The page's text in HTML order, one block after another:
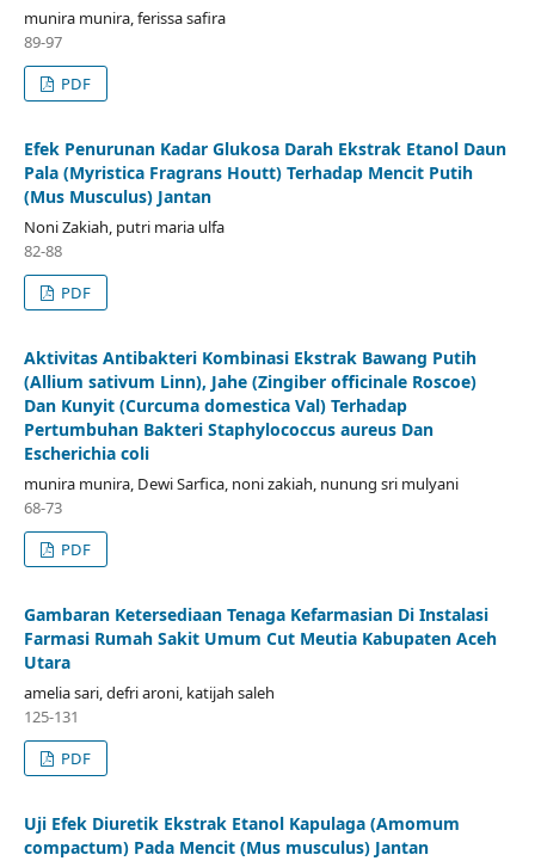
munira munira, ferissa safira
89-97
PDF
Efek Penurunan Kadar Glukosa Darah Ekstrak Etanol Daun
Pala (Myristica Fragrans Houtt) Terhadap Mencit Putih
(Mus Musculus) Jantan
Noni Zakiah, putri maria ulfa
82-88
PDF
Aktivitas Antibakteri Kombinasi Ekstrak Bawang Putih
(Allium sativum Linn), Jahe (Zingiber officinale Roscoe)
Dan Kunyit (Curcuma domestica Val) Terhadap
Pertumbuhan Bakteri Staphylococcus aureus Dan
Escherichia coli
munira munira, Dewi Sarfica, noni zakiah, nunung sri mulyani
68-73
PDF
Gambaran Ketersediaan Tenaga Kefarmasian Di Instalasi
Farmasi Rumah Sakit Umum Cut Meutia Kabupaten Aceh
Utara
amelia sari, defri aroni, katijah saleh
125-131
PDF
Uji Efek Diuretik Ekstrak Etanol Kapulaga (Amomum
compactum) Pada Mencit (Mus musculus) Jantan